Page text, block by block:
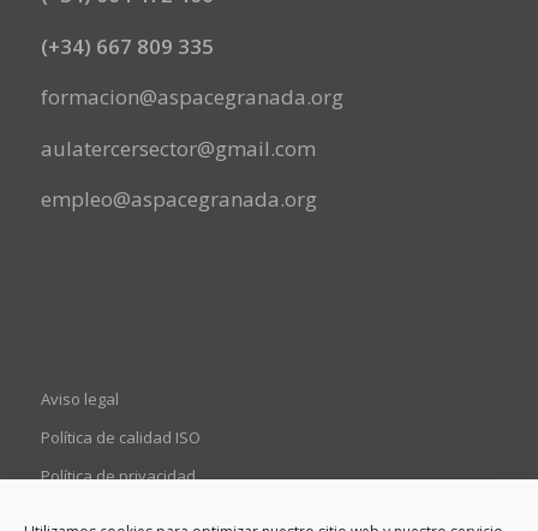
(+34) 667 809 335
formacion@aspacegranada.org
aulatercersector@gmail.com
empleo@aspacegranada.org
Aviso legal
Política de calidad ISO
Política de privacidad